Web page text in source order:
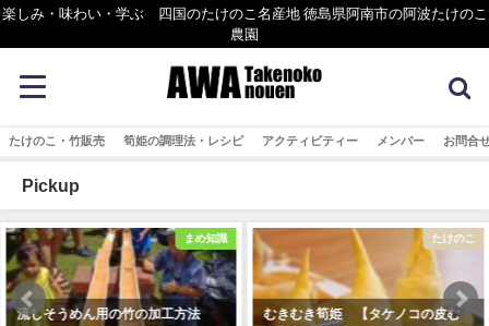
楽しみ・味わい・学ぶ 四国のたけのこ名産地 徳島県阿南市の阿波たけのこ
農園
たけのこ・竹販売 筍姫の調理法・レシピ アクティビティー メンバー お問合
Pickup
まめ知識
の竹の加工方法
たけのこ
むきむき筍姫 【タケノコの皮む
流しそうめ